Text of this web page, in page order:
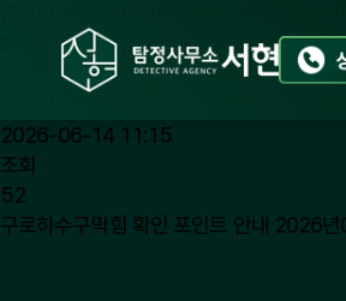
수원 대전 흥신소
2026-06-14 11:15
조회
52
구로하수구막힘 확인 포인트 안내 2026